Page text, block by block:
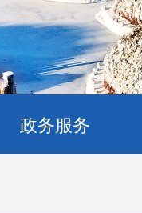
政务服务